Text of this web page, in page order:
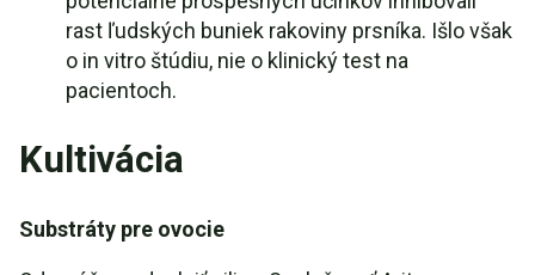
rast ľudských buniek rakoviny prsníka. Išlo však
o in vitro štúdiu, nie o klinický test na
pacientoch.
Kultivácia
Substráty pre ovocie